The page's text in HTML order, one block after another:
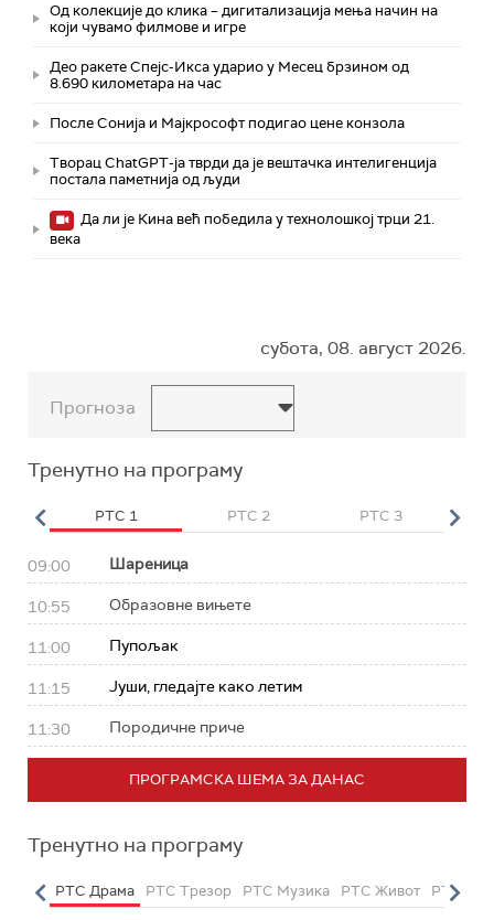
Од колекције до клика – дигитализација мења начин на
који чувамо филмове и игре
Део ракете Спејс-Икса ударио у Месец брзином од
8.690 километара на час
После Сонија и Мајкрософт подигао цене конзола
Творац ChatGPT-ја тврди да је вештачка интелигенција
постала паметнија од људи
Да ли је Кина већ победила у технолошкој трци 21.
века
субота, 08. август 2026.
Прогноза
Тренутно на програму
РТС 1 РТС 2 РТС 3
09:00 Шареница
10:55 Образовне вињете
11:00 Пупољак
11:15 Јуши, гледајте како летим
11:30 Породичне приче
ПРОГРАМСКА ШЕМА ЗА ДАНАС
Тренутно на програму
РТС Драма РТС Трезор РТС Музика РТС Живот РТС